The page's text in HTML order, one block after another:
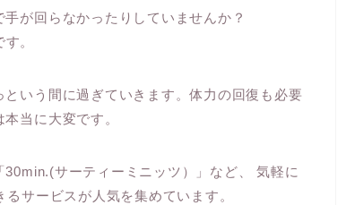
が回らなかったりしていませんか？
す。
いう間に過ぎていきます。体力の回復も必要
当に大変です。
サーティーミニッツ）」など、 気軽に
サービスが人気を集めています。